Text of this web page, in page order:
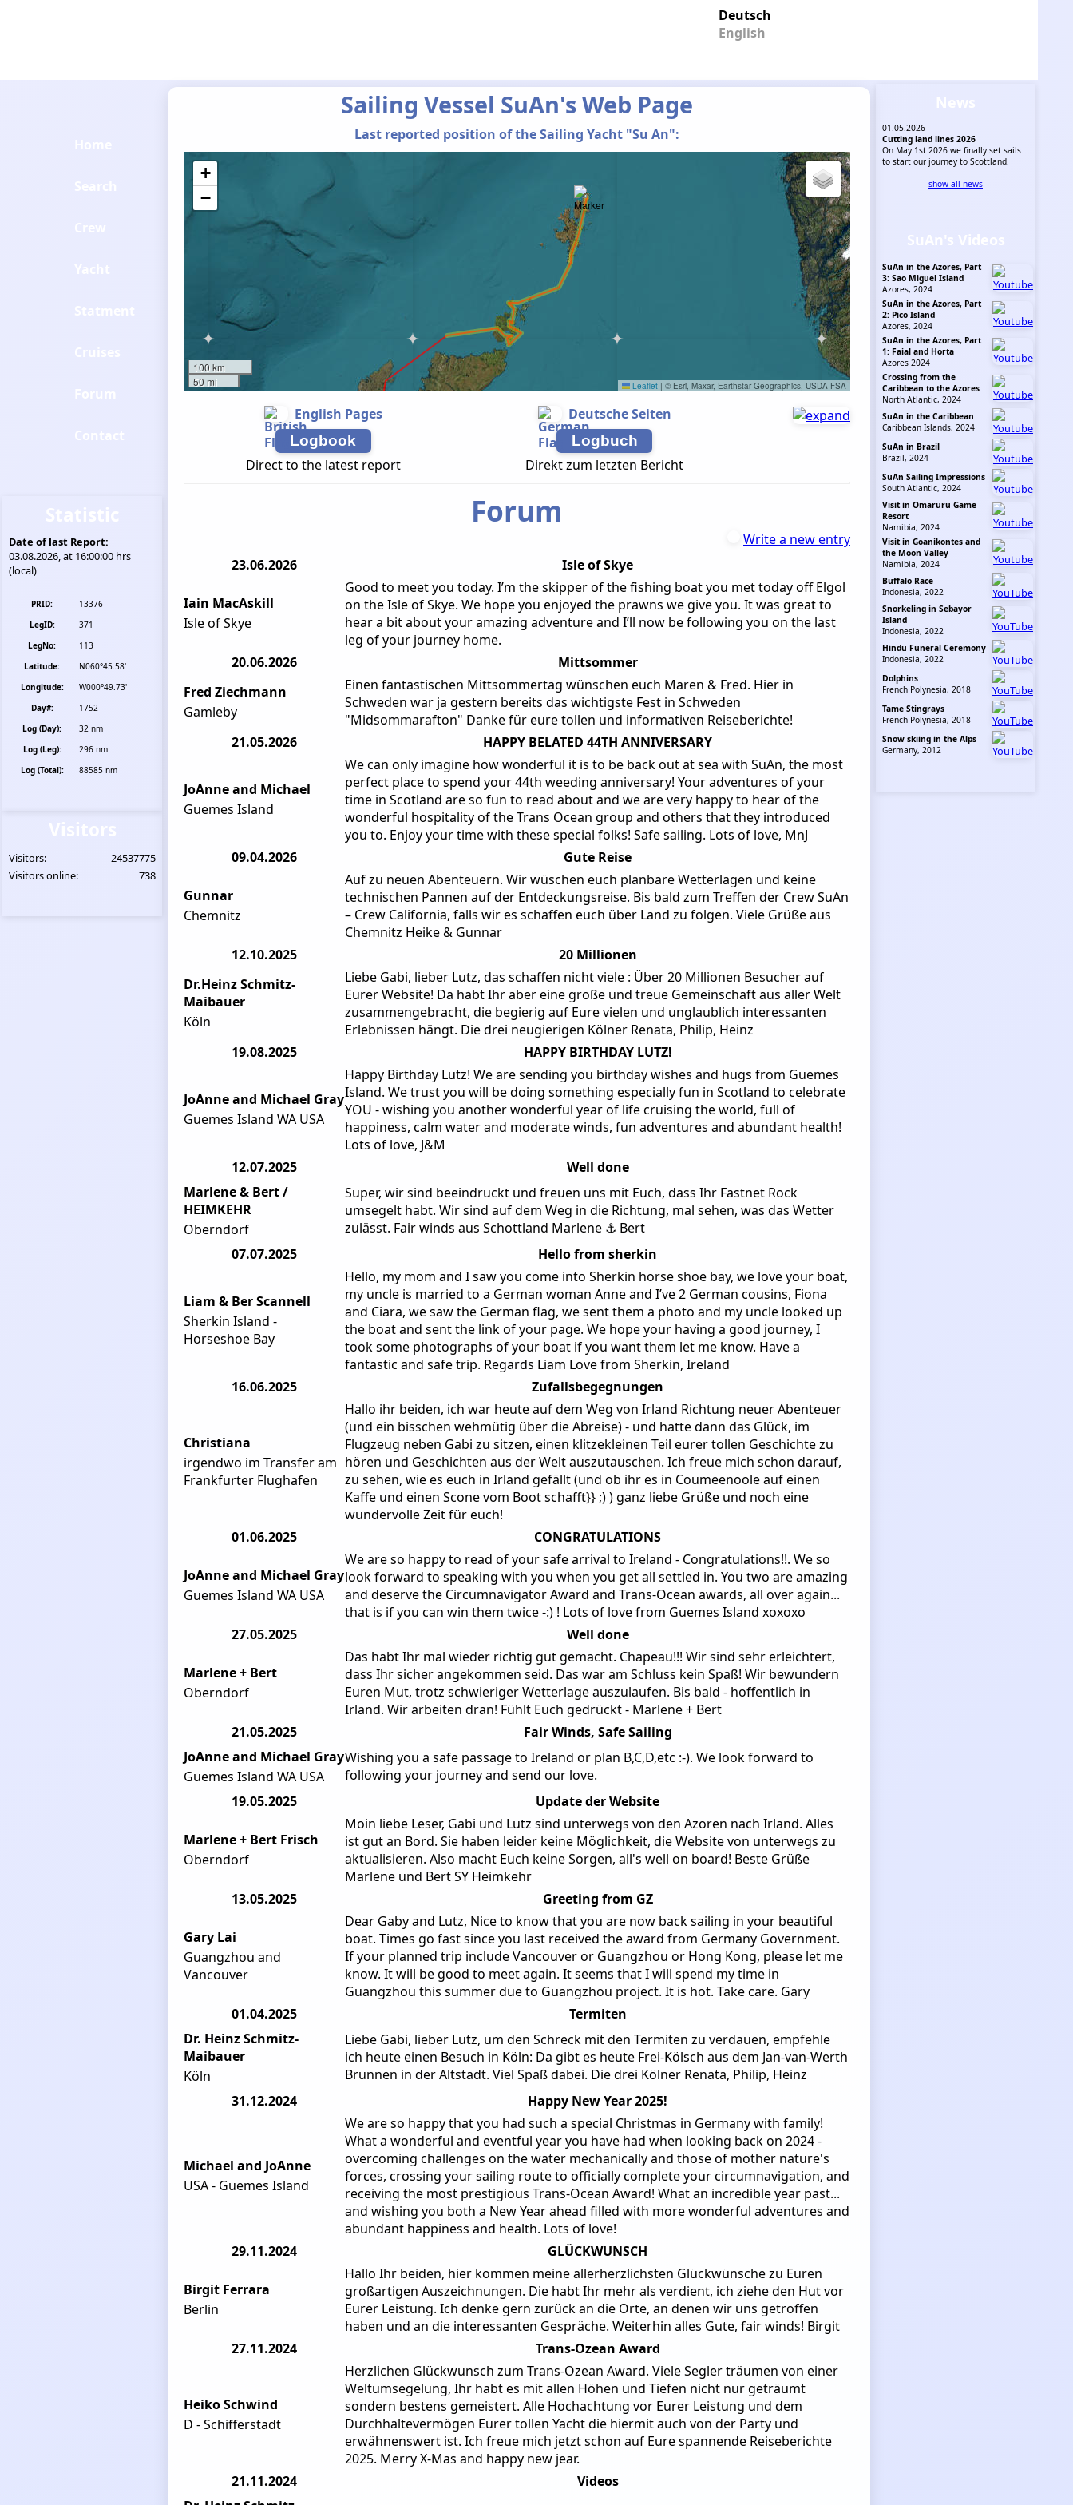
Deutsch
English
Sailing Vessel SuAn's Web Page
Last reported position of the Sailing Yacht "Su An":
+
−
100 km
50 mi
Leaflet | © Esri, Maxar, Earthstar Geographics, USDA FSA
English Pages Deutsche Seiten
Logbook Logbuch
Direct to the latest report Direkt zum letzten Bericht
Forum
Write a new entry
23.06.2026
Isle of Skye
Iain MacAskill
Isle of Skye
Good to meet you today. I’m the skipper of the fishing boat you met today off Elgol
on the Isle of Skye. We hope you enjoyed the prawns we give you. It was great to
hear a bit about your amazing adventure and I’ll now be following you on the last
leg of your journey home.
20.06.2026
Mittsommer
Fred Ziechmann
Gamleby
Einen fantastischen Mittsommertag wünschen euch Maren & Fred. Hier in
Schweden war ja gestern bereits das wichtigste Fest in Schweden
"Midsommarafton" Danke für eure tollen und informativen Reiseberichte!
21.05.2026
HAPPY BELATED 44TH ANNIVERSARY
JoAnne and Michael
Guemes Island
We can only imagine how wonderful it is to be back out at sea with SuAn, the most
perfect place to spend your 44th weeding anniversary! Your adventures of your
time in Scotland are so fun to read about and we are very happy to hear of the
wonderful hospitality of the Trans Ocean group and others that they introduced
you to. Enjoy your time with these special folks! Safe sailing. Lots of love, MnJ
09.04.2026
Gute Reise
Gunnar
Chemnitz
Auf zu neuen Abenteuern. Wir wüschen euch planbare Wetterlagen und keine
technischen Pannen auf der Entdeckungsreise. Bis bald zum Treffen der Crew SuAn
– Crew California, falls wir es schaffen euch über Land zu folgen. Viele Grüße aus
Chemnitz Heike & Gunnar
12.10.2025
20 Millionen
Dr.Heinz Schmitz-
Maibauer
Köln
Liebe Gabi, lieber Lutz, das schaffen nicht viele : Über 20 Millionen Besucher auf
Eurer Website! Da habt Ihr aber eine große und treue Gemeinschaft aus aller Welt
zusammengebracht, die begierig auf Eure vielen und unglaublich interessanten
Erlebnissen hängt. Die drei neugierigen Kölner Renata, Philip, Heinz
19.08.2025
HAPPY BIRTHDAY LUTZ!
JoAnne and Michael Gray
Guemes Island WA USA
Happy Birthday Lutz! We are sending you birthday wishes and hugs from Guemes
Island. We trust you will be doing something especially fun in Scotland to celebrate
YOU - wishing you another wonderful year of life cruising the world, full of
happiness, calm water and moderate winds, fun adventures and abundant health!
Lots of love, J&M
12.07.2025
Well done
Marlene & Bert /
HEIMKEHR
Oberndorf
Super, wir sind beeindruckt und freuen uns mit Euch, dass Ihr Fastnet Rock
umsegelt habt. Wir sind auf dem Weg in die Richtung, mal sehen, was das Wetter
zulässt. Fair winds aus Schottland Marlene ⚓️ Bert
07.07.2025
Hello from sherkin
Liam & Ber Scannell
Sherkin Island -
Horseshoe Bay
Hello, my mom and I saw you come into Sherkin horse shoe bay, we love your boat,
my uncle is married to a German woman Anne and I’ve 2 German cousins, Fiona
and Ciara, we saw the German flag, we sent them a photo and my uncle looked up
the boat and sent the link of your page. We hope your having a good journey, I
took some photographs of your boat if you want them let me know. Have a
fantastic and safe trip. Regards Liam Love from Sherkin, Ireland
16.06.2025
Zufallsbegegnungen
Christiana
irgendwo im Transfer am
Frankfurter Flughafen
Hallo ihr beiden, ich war heute auf dem Weg von Irland Richtung neuer Abenteuer
(und ein bisschen wehmütig über die Abreise) - und hatte dann das Glück, im
Flugzeug neben Gabi zu sitzen, einen klitzekleinen Teil eurer tollen Geschichte zu
hören und Geschichten aus der Welt auszutauschen. Ich freue mich schon darauf,
zu sehen, wie es euch in Irland gefällt (und ob ihr es in Coumeenoole auf einen
Kaffe und einen Scone vom Boot schafft}} ;) ) ganz liebe Grüße und noch eine
wundervolle Zeit für euch!
01.06.2025
CONGRATULATIONS
JoAnne and Michael Gray
Guemes Island WA USA
We are so happy to read of your safe arrival to Ireland - Congratulations!!. We so
look forward to speaking with you when you get all settled in. You two are amazing
and deserve the Circumnavigator Award and Trans-Ocean awards, all over again...
that is if you can win them twice -:) ! Lots of love from Guemes Island xoxoxo
27.05.2025
Well done
Marlene + Bert
Oberndorf
Das habt Ihr mal wieder richtig gut gemacht. Chapeau!!! Wir sind sehr erleichtert,
dass Ihr sicher angekommen seid. Das war am Schluss kein Spaß! Wir bewundern
Euren Mut, trotz schwieriger Wetterlage auszulaufen. Bis bald - hoffentlich in
Irland. Wir arbeiten dran! Fühlt Euch gedrückt - Marlene + Bert
21.05.2025
Fair Winds, Safe Sailing
JoAnne and Michael Gray
Guemes Island WA USA
Wishing you a safe passage to Ireland or plan B,C,D,etc :-). We look forward to
following your journey and send our love.
19.05.2025
Update der Website
Marlene + Bert Frisch
Oberndorf
Moin liebe Leser, Gabi und Lutz sind unterwegs von den Azoren nach Irland. Alles
ist gut an Bord. Sie haben leider keine Möglichkeit, die Website von unterwegs zu
aktualisieren. Also macht Euch keine Sorgen, all's well on board! Beste Grüße
Marlene und Bert SY Heimkehr
13.05.2025
Greeting from GZ
Gary Lai
Guangzhou and
Vancouver
Dear Gaby and Lutz, Nice to know that you are now back sailing in your beautiful
boat. Times go fast since you last received the award from Germany Government.
If your planned trip include Vancouver or Guangzhou or Hong Kong, please let me
know. It will be good to meet again. It seems that I will spend my time in
Guangzhou this summer due to Guangzhou project. It is hot. Take care. Gary
01.04.2025
Termiten
Dr. Heinz Schmitz-
Maibauer
Köln
Liebe Gabi, lieber Lutz, um den Schreck mit den Termiten zu verdauen, empfehle
ich heute einen Besuch in Köln: Da gibt es heute Frei-Kölsch aus dem Jan-van-Werth
Brunnen in der Altstadt. Viel Spaß dabei. Die drei Kölner Renata, Philip, Heinz
31.12.2024
Happy New Year 2025!
Michael and JoAnne
USA - Guemes Island
We are so happy that you had such a special Christmas in Germany with family!
What a wonderful and eventful year you have had when looking back on 2024 -
overcoming challenges on the water mechanically and those of mother nature's
forces, crossing your sailing route to officially complete your circumnavigation, and
receiving the most prestigious Trans-Ocean Award! What an incredible year past...
and wishing you both a New Year ahead filled with more wonderful adventures and
abundant happiness and health. Lots of love!
29.11.2024
GLÜCKWUNSCH
Birgit Ferrara
Berlin
Hallo Ihr beiden, hier kommen meine allerherzlichsten Glückwünsche zu Euren
großartigen Auszeichnungen. Die habt Ihr mehr als verdient, ich ziehe den Hut vor
Eurer Leistung. Ich denke gern zurück an die Orte, an denen wir uns getroffen
haben und an die interessanten Gespräche. Weiterhin alles Gute, fair winds! Birgit
27.11.2024
Trans-Ozean Award
Heiko Schwind
D - Schifferstadt
Herzlichen Glückwunsch zum Trans-Ozean Award. Viele Segler träumen von einer
Weltumsegelung, Ihr habt es mit allen Höhen und Tiefen nicht nur geträumt
sondern bestens gemeistert. Alle Hochachtung vor Eurer Leistung und dem
Durchhaltevermögen Eurer tollen Yacht die hiermit auch von der Party und
erwähnenswert ist. Ich freue mich jetzt schon auf Eure spannende Reiseberichte
2025. Merry X-Mas and happy new jear.
21.11.2024
Videos
Date of last Report:
03.08.2026, at 16:00:00 hrs
(local)
PRID:
13376
LegID:
371
LegNo:
113
Latitude:
N060°45.58'
Longitude:
W000°49.73'
Day#:
1752
Log (Day):
32 nm
Log (Leg):
296 nm
Log (Total):
88585 nm
Visitors:
24537775
Visitors online:
738
01.05.2026
Cutting land lines 2026
On May 1st 2026 we finally set sails
to start our journey to Scottland.
show all news
SuAn's Videos
SuAn in the Azores, Part
3: Sao Miguel Island
Azores, 2024
SuAn in the Azores, Part
2: Pico Island
Azores, 2024
SuAn in the Azores, Part
1: Faial and Horta
Azores 2024
Crossing from the
Caribbean to the Azores
North Atlantic, 2024
SuAn in the Caribbean
Caribbean Islands, 2024
SuAn in Brazil
Brazil, 2024
SuAn Sailing Impressions
South Atlantic, 2024
Visit in Omaruru Game
Resort
Namibia, 2024
Visit in Goanikontes and
the Moon Valley
Namibia, 2024
Buffalo Race
Indonesia, 2022
Snorkeling in Sebayor
Island
Indonesia, 2022
Hindu Funeral Ceremony
Indonesia, 2022
Dolphins
French Polynesia, 2018
Tame Stingrays
French Polynesia, 2018
Snow skiing in the Alps
Germany, 2012